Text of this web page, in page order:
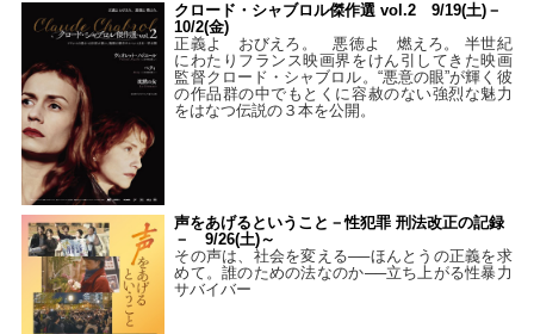
クロード・シャブロル傑作選 vol.2 9/19(土)－
10/2(金)
正義よ おびえろ。 悪徳よ 燃えろ。 半世紀
にわたりフランス映画界をけん引してきた映画
監督クロード・シャブロル。“悪意の眼”が輝く彼
の作品群の中でもとくに容赦のない強烈な魅力
をはなつ伝説の３本を公開。
声をあげるということ－性犯罪 刑法改正の記録
－ 9/26(土)～
その声は、社会を変える──ほんとうの正義を求
めて。誰のための法なのか──立ち上がる性暴力
サバイバー